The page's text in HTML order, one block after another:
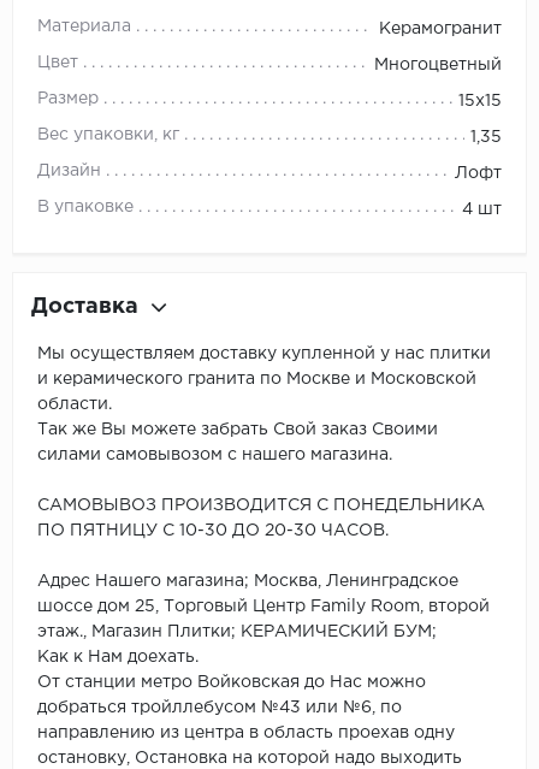
Материала Керамогранит
Цвет Многоцветный
Размер 15x15
Вес упаковки, кг 1,35
Дизайн Лофт
В упаковке 4 шт
Доставка
Мы осуществляем доставку купленной у нас плитки
и керамического гранита по Москве и Московской
области.
Так же Вы можете забрать Свой заказ Своими
силами самовывозом с нашего магазина.
САМОВЫВОЗ ПРОИЗВОДИТСЯ С ПОНЕДЕЛЬНИКА
ПО ПЯТНИЦУ С 10-30 ДО 20-30 ЧАСОВ.
Адрес Нашего магазина; Москва, Ленинградское
шоссе дом 25, Торговый Центр Family Room, второй
этаж., Магазин Плитки; КЕРАМИЧЕСКИЙ БУМ;
Как к Нам доехать.
От станции метро Войковская до Нас можно
добраться тройллебусом №43 или №6, по
направлению из центра в область проехав одну
остановку, Остановка на которой надо выходить